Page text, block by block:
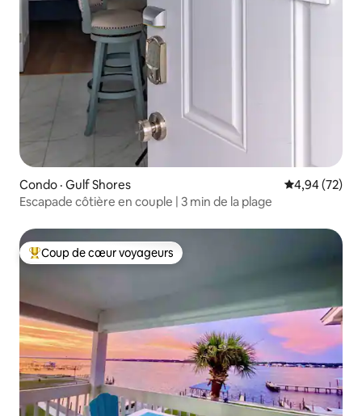
Condo · Gulf Shores Note
4,94 (72)
Escapade côtière en couple | 3 min de la plage
Coup de cœur voyageurs parmi les plus aimés
Coup de cœur voyageurs